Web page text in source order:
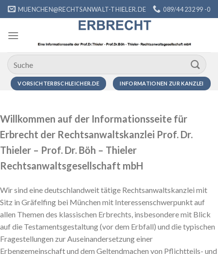
Zum
Inhalt
springen
MUENCHEN@RECHTSANWALT-THIELER.DE 089/44 232 99 -0
VORSICHTERBSCHLEICHER.DE INFORMATIONEN ZUR KANZLEI
Willkommen auf der Informationsseite für
Erbrecht der Rechtsanwaltskanzlei Prof. Dr.
Thieler – Prof. Dr. Böh – Thieler
Rechtsanwaltsgesellschaft mbH
Wir sind eine deutschlandweit tätige Rechtsanwaltskanzlei mit
Sitz in Gräfelfing bei München mit Interessenschwerpunkt auf
allen Themen des klassischen Erbrechts, insbesondere mit Blick
auf die Testamentsgestaltung (vor dem Erbfall) und die typischen
Fragestellungen zur Auseinandersetzung einer
Erbengemeinschaft und dem Geltendmachen von Pflichtteils- und